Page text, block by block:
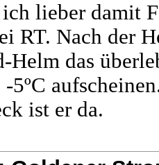
lieber damit
RT. Nach der
Helm das
5ºC
ist er da.